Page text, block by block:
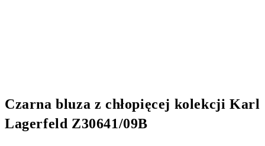
Czarna bluza z chłopięcej kolekcji Karl
Lagerfeld Z30641/09B